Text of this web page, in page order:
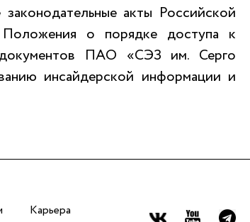
акты Российской
о порядке доступа к
ПАО «СЭЗ им. Серго
инсайдерской информации и
Карьера